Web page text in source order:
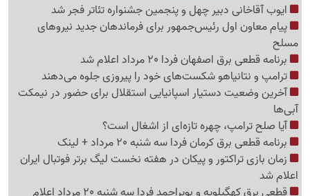
ایوب آقاخانی دبیر چهل و پنجمین جشنواره تئاتر فجر شد
پیام معاون اول رئیس‌جمهور برای فرماندهان جدید نیروهای
مسلح
برنامه قطعی برق اصفهان فردا 20 مرداد اعلام شد
ترامپ و نتانیاهو شکست‌های خود را پیروزی جلوه می‌دهند
آخرین وضعیت دستیار اسپانیایی استقلال برای حضور در نیمکت
آبی‌ها
آیا صلح ترامپ، چهره تازه‌ای از اشغال است؟
برنامه قطعی برق کرمان فردا سه شنبه 20 مرداد + لینک
زمان بازی تراکتور و پیکان در هفته نخست لیگ برتر فوتبال ایران
اعلام شد